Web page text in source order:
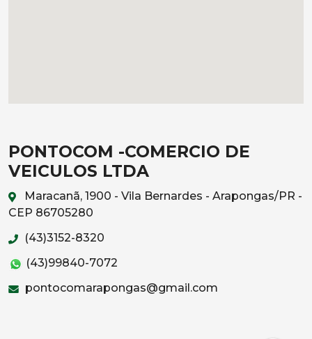
PONTOCOM -COMERCIO DE
VEICULOS LTDA
Maracanã, 1900 - Vila Bernardes - Arapongas/PR -
CEP 86705280
(43)3152-8320
(43)99840-7072
pontocomarapongas@gmail.com